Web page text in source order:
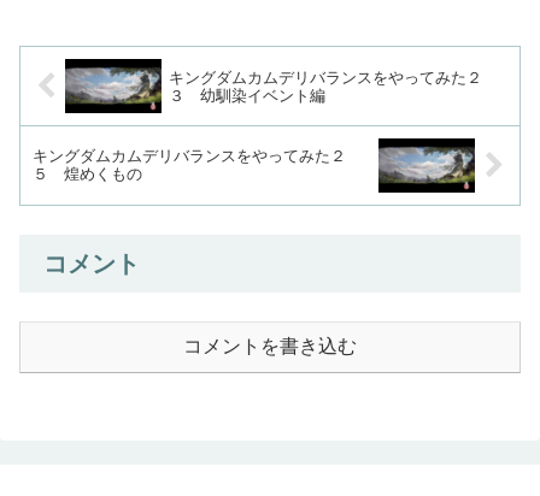
キングダムカムデリバランスをやってみた２
３ 幼馴染イベント編
キングダムカムデリバランスをやってみた２
５ 煌めくもの
コメント
コメントを書き込む